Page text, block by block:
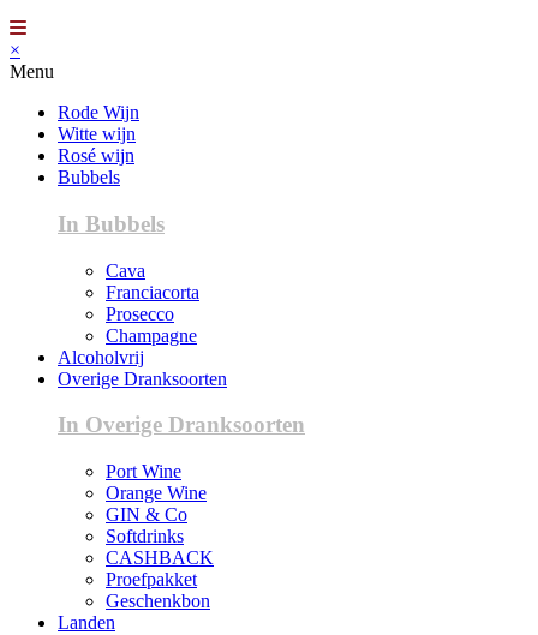
×
Menu
Rode Wijn
Witte wijn
Rosé wijn
Bubbels
In Bubbels
Cava
Franciacorta
Prosecco
Champagne
Alcoholvrij
Overige Dranksoorten
In Overige Dranksoorten
Port Wine
Orange Wine
GIN & Co
Softdrinks
CASHBACK
Proefpakket
Geschenkbon
Landen